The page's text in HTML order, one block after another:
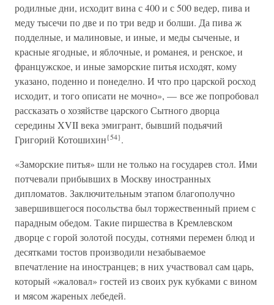
родилные дни, исходит вина с 400 и с 500 ведер, пива и
меду тысечи по две и по три ведр и болши. Да пива ж
подделные, и малиновые, и иные, и меды сыченые, и
красные ягодные, и яблочные, и романея, и ренское, и
францужское, и иные заморские питья исходят, кому
указано, поденно и понеделно. И что про царской росход
исходит, и того описати не мочно», — все же попробовал
рассказать о хозяйстве царского Сытного дворца
середины XVII века эмигрант, бывший подьячий
Григорий Котошихин{54}.
«Заморские питья» шли не только на государев стол. Ими
потчевали прибывших в Москву иностранных
дипломатов. Заключительным этапом благополучно
завершившегося посольства был торжественный прием с
парадным обедом. Такие пиршества в Кремлевском
дворце с горой золотой посуды, сотнями перемен блюд и
десятками тостов производили незабываемое
впечатление на иностранцев; в них участвовал сам царь,
который «жаловал» гостей из своих рук кубками с вином
и мясом жареных лебедей.